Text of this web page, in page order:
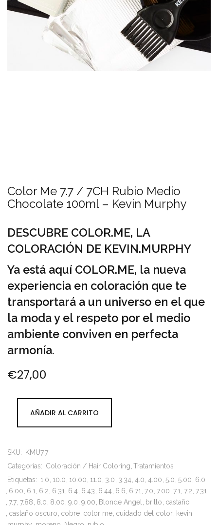
Color Me 7.7 / 7CH Rubio Medio
Chocolate 100ml – Kevin Murphy
DESCUBRE COLOR.ME, LA
COLORACIÓN DE KEVIN.MURPHY
Ya está aquí COLOR.ME, la nueva
experiencia en coloración que te
transportará a un universo en el que
la moda y el respeto por el medio
ambiente conviven en perfecta
armonía.
€27,00
AÑADIR AL CARRITO
SKU:
KMU7.7
Categorías: Coloración / Hair Coloring Tratamientos
Etiquetas: 1.0 10.0 10.00 11.0 3.0 3.34 4.0 4.00 5.0 5.00 6.0
6.00 6.1 6.2 6.31 6.4 6.43 6.44 6.6 6.71 7.0 7.00 7.1 7.2 7.31
7.7 7.88 8.0 8.00 9.0 9.00 Blonde Angel brillo castaño
castaño oscuro cobre color me cuidado del color kevin